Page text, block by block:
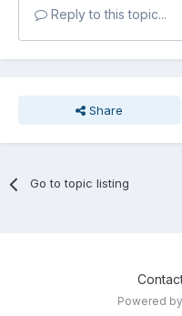
Reply to this topic...
Share
Go to topic listing
Powered